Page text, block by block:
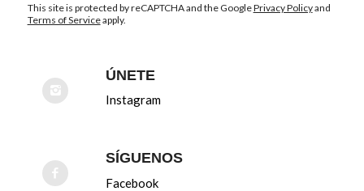
This site is protected by reCAPTCHA and the GooglePrivacy Policyand
Terms of Serviceapply.
ÚNETE
Instagram
SÍGUENOS
Facebook